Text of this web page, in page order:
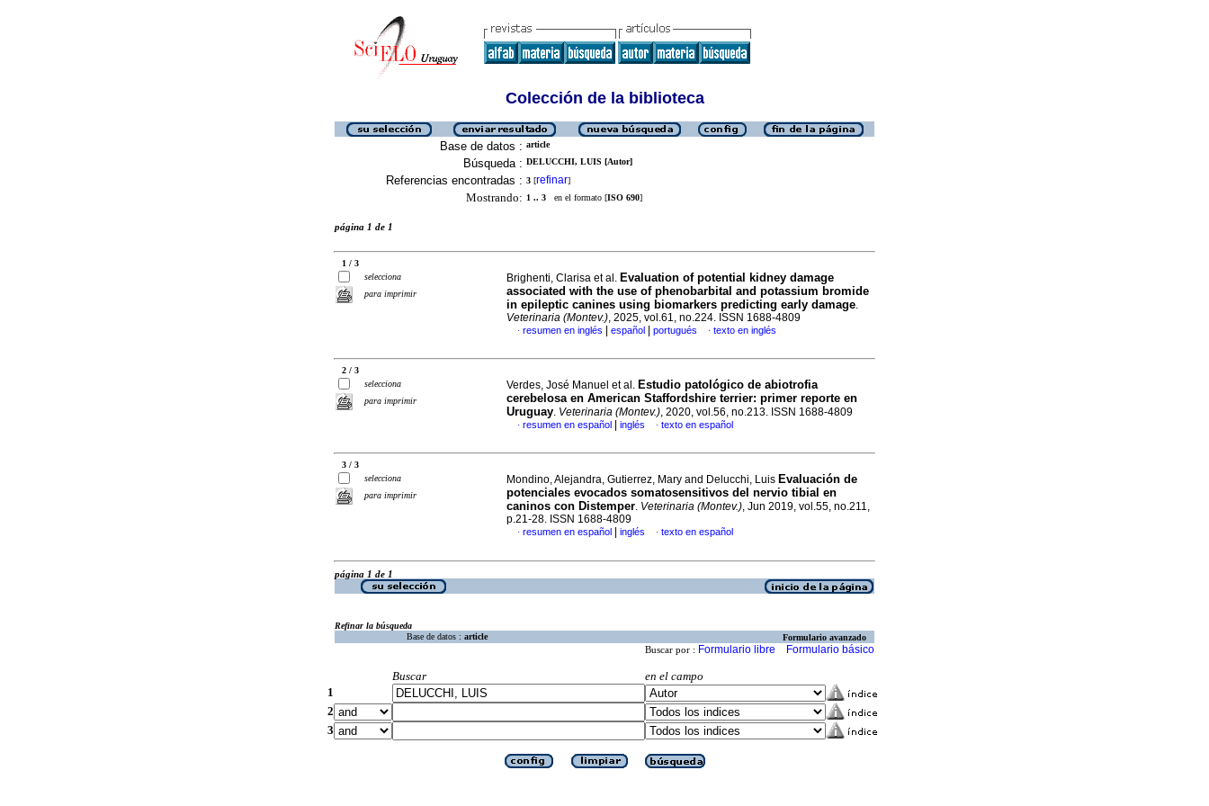
Colección de la biblioteca
Base de datos : article
Búsqueda : DELUCCHI, LUIS [Autor]
Referencias encontradas : 3 [refinar]
Mostrando: 1 .. 3 en el formato [ISO 690]
página 1 de 1
1 / 3
selecciona
para imprimir
Brighenti, Clarisa et al. Evaluation of potential kidney damage
associated with the use of phenobarbital and potassium bromide
in epileptic canines using biomarkers predicting early damage.
Veterinaria (Montev.), 2025, vol.61, no.224. ISSN 1688-4809
· resumen en inglés español portugués · texto en inglés
2 / 3
selecciona
para imprimir
Verdes, José Manuel et al. Estudio patológico de abiotrofia
cerebelosa en American Staffordshire terrier: primer reporte en
Uruguay. Veterinaria (Montev.), 2020, vol.56, no.213. ISSN 1688-4809
· resumen en español inglés · texto en español
3 / 3
selecciona
para imprimir
Mondino, Alejandra, Gutierrez, Mary and Delucchi, Luis Evaluación de
potenciales evocados somatosensitivos del nervio tibial en
caninos con Distemper. Veterinaria (Montev.), Jun 2019, vol.55, no.211,
p.21-28. ISSN 1688-4809
· resumen en español inglés · texto en español
página 1 de 1
Refinar la búsqueda
Base de datos : article Formulario avanzado
Buscar por : Formulario libre Formulario básico
Buscar
en el campo
1
2
3